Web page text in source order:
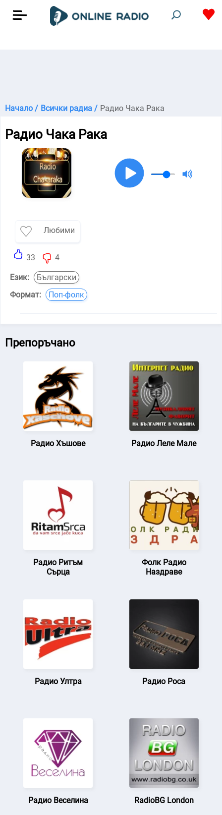
Начало / Всички радиа / Радио Чака Рака
Радио Чака Рака
Любими
33 4
Език:
Български
Формат:
Поп-фолк
Препоръчано
Радио Хъшове Радио Леле Мале
Радио Ритъм
Сърца
Фолк Радио
Наздраве
Радио Ултра Радио Роса
Радио Веселина RadioBG London